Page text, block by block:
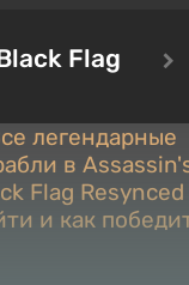
же, по задумке
Tec, должно
действия Fallout...
Flag